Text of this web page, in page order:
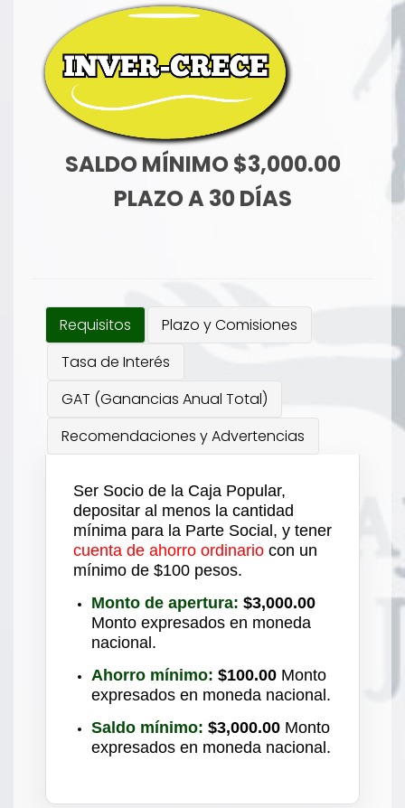
SALDO MÍNIMO $3,000.00
PLAZO A 30 DÍAS
Requisitos
Plazo y Comisiones
Tasa de Interés
GAT (Ganancias Anual Total)
Recomendaciones y Advertencias
Ser Socio de la Caja Popular,
depositar al menos la cantidad
mínima para la Parte Social, y tener
cuenta de ahorro ordinario con un
mínimo de $100 pesos.
Monto de apertura: $3,000.00
Monto expresados en moneda
nacional.
Ahorro mínimo: $100.00 Monto
expresados en moneda nacional.
Saldo mínimo: $3,000.00 Monto
expresados en moneda nacional.